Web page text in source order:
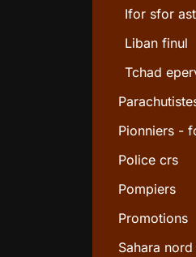
Ifor sfor
Liban finul
Tchad
Pionniers -
Police crs
Pompiers
Promotions
Sahara